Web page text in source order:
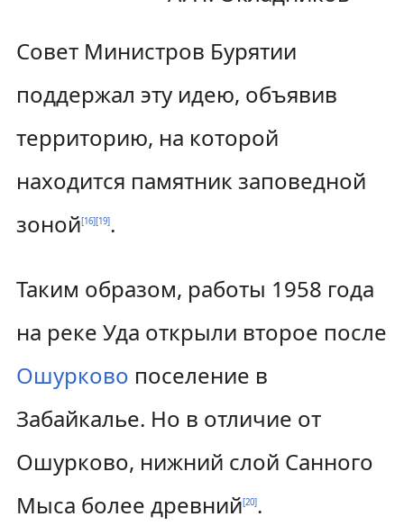
Совет Министров Бурятии
поддержал эту идею, объявив
территорию, на которой
находится памятник заповедной
зоной[16][19].
Таким образом, работы 1958 года
на реке Уда открыли второе после
Ошурково поселение в
Забайкалье. Но в отличие от
Ошурково, нижний слой Санного
Мыса более древний[20].